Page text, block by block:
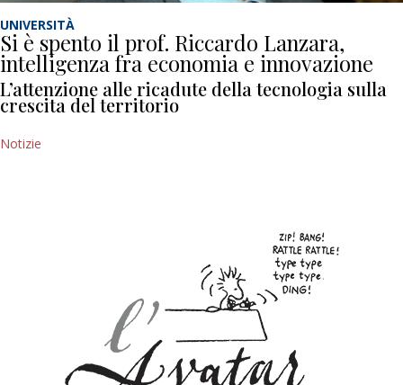
UNIVERSITÀ
Si è spento il prof. Riccardo Lanzara,
intelligenza fra economia e innovazione
L’attenzione alle ricadute della tecnologia sulla
crescita del territorio
Notizie